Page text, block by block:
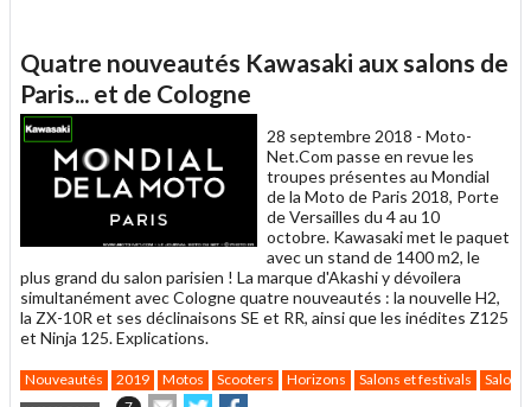
Quatre nouveautés Kawasaki aux salons de
Paris... et de Cologne
28 septembre 2018 - Moto-
Net.Com passe en revue les
troupes présentes au Mondial
de la Moto de Paris 2018, Porte
de Versailles du 4 au 10
octobre. Kawasaki met le paquet
avec un stand de 1400 m2, le
plus grand du salon parisien ! La marque d'Akashi y dévoilera
simultanément avec Cologne quatre nouveautés : la nouvelle H2,
la ZX-10R et ses déclinaisons SE et RR, ainsi que les inédites Z125
et Ninja 125. Explications.
Nouveautés 2019 Motos Scooters Horizons Salons et festivals
Salon